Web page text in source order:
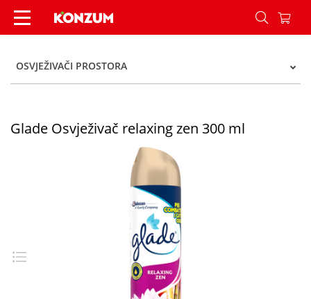
Glade Osvježivač relaxing zen 300 ml - Konzum
OSVJEŽIVAČI PROSTORA
Glade Osvježivač relaxing zen 300 ml